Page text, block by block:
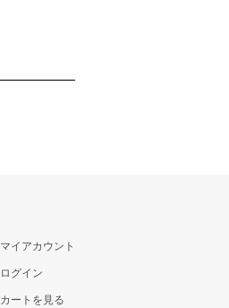
マイアカウント
ログイン
カートを見る